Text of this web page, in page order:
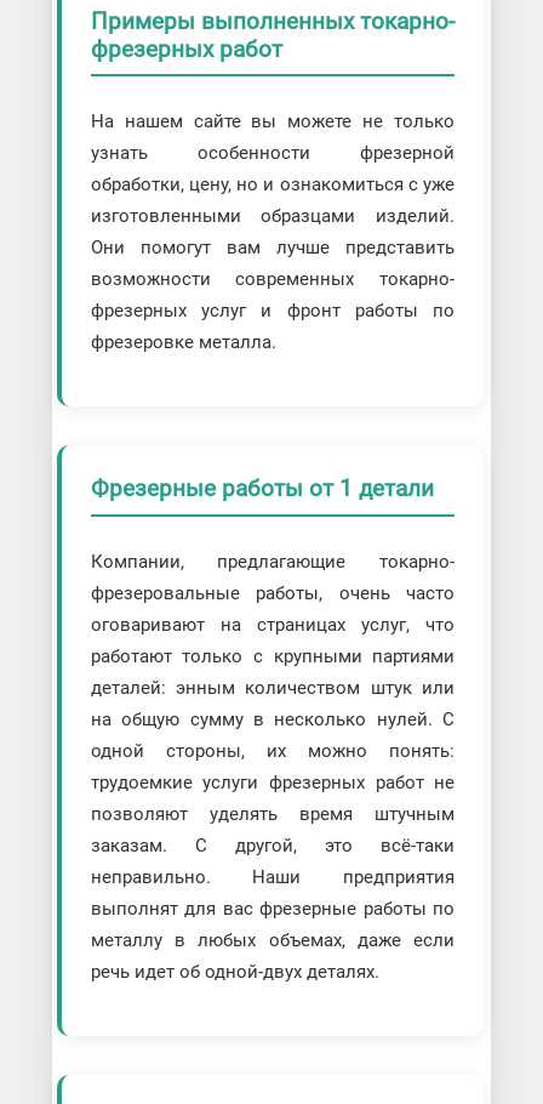
Примеры выполненных токарно-
фрезерных работ
На нашем сайте вы можете не только
узнать особенности фрезерной
обработки, цену, но и ознакомиться с уже
изготовленными образцами изделий.
Они помогут вам лучше представить
возможности современных токарно-
фрезерных услуг и фронт работы по
фрезеровке металла.
Фрезерные работы от 1 детали
Компании, предлагающие токарно-
фрезеровальные работы, очень часто
оговаривают на страницах услуг, что
работают только с крупными партиями
деталей: энным количеством штук или
на общую сумму в несколько нулей. С
одной стороны, их можно понять:
трудоемкие услуги фрезерных работ не
позволяют уделять время штучным
заказам. С другой, это всё-таки
неправильно. Наши предприятия
выполнят для вас фрезерные работы по
металлу в любых объемах, даже если
речь идет об одной-двух деталях.